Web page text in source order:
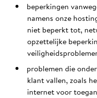
beperkingen
namens onze
niet beperkt tot,
opzettelijke
problemen die
klant vallen, zoals
internet voor